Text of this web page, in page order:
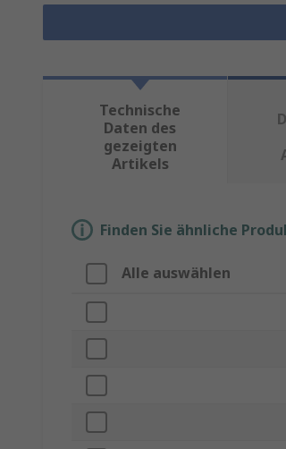
Technische
Daten des
gezeigten
Artikels
Finden Sie ähnliche
Alle auswählen